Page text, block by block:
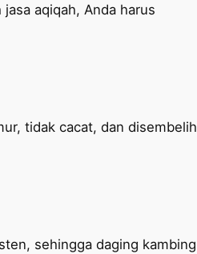
aqiqah, Anda harus
tidak cacat, dan disembelih
sehingga daging kambing